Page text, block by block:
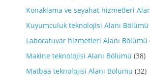
Konaklama ve seyahat hizmetleri
Kuyumculuk teknolojisi Alanı Bölümü
Laboratuvar hizmetleri Alanı Bölümü
Makine teknolojisi Alanı Bölümü (38)
Matbaa teknolojisi Alanı Bölümü (32)